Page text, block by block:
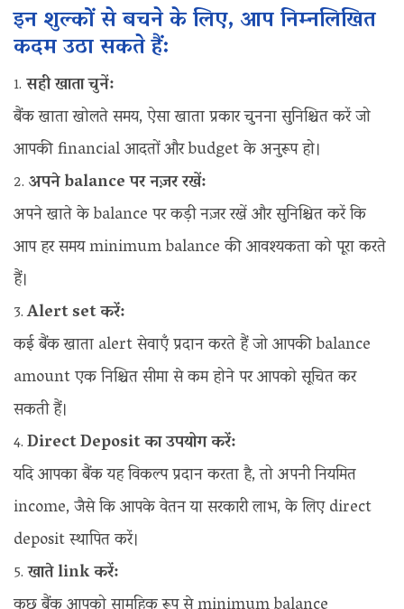
इन शुल्कों से बचने के लिए, आप निम्नलिखित
कदम उठा सकते हैं:
सही खाता चुनें:
बैंक खाता खोलते समय, ऐसा खाता प्रकार चुनना सुनिश्चित करें जो
आपकी financial आदतों और budget के अनुरूप हो।
अपने balance पर नज़र रखें:
अपने खाते के balance पर कड़ी नज़र रखें और सुनिश्चित करें कि
आप हर समय minimum balance की आवश्यकता को पूरा करते
हैं।
Alert set करें:
कई बैंक खाता alert सेवाएँ प्रदान करते हैं जो आपकी balance
amount एक निश्चित सीमा से कम होने पर आपको सूचित कर
सकती हैं।
Direct Deposit का उपयोग करें:
यदि आपका बैंक यह विकल्प प्रदान करता है, तो अपनी नियमित
income, जैसे कि आपके वेतन या सरकारी लाभ, के लिए direct
deposit स्थापित करें।
खाते link करें: